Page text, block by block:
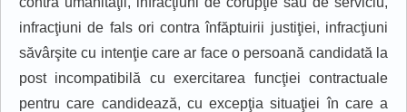
infracţiuni de fals ori contra înfăptuirii justiţiei, infracţiuni
săvârşite cu intenţie care ar face o persoană candidată la
post incompatibilă cu exercitarea funcţiei contractuale
pentru care candidează, cu excepţia situaţiei în care a